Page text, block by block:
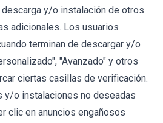
y/o instalación de otros
adicionales. Los usuarios
terminan de descargar y/o
"Avanzado" y otros
ciertas casillas de verificación.
y/o instalaciones no deseadas
clic en anuncios engañosos